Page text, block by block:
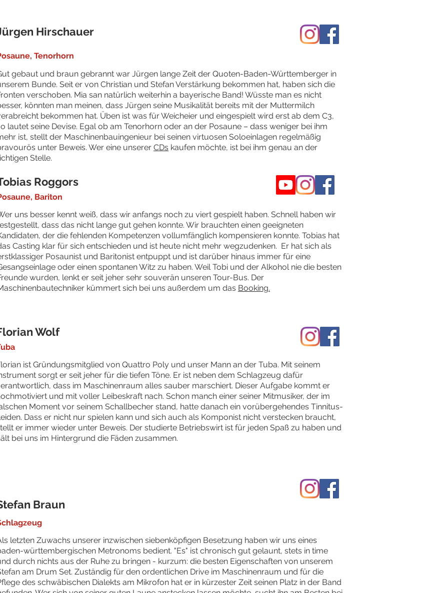
Hirschauer
Tenorhorn
gebaut und braun gebrannt war Jürgen lange Zeit der Quoten-Baden-Württemberger in
Bunde. Seit er von Christian und Stefan Verstärkung bekommen hat, haben sich die
verschoben. Mia san natürlich weiterhin a bayerische Band! Wüsste man es nicht
könnten man meinen, dass Jürgen seine Musikalität bereits mit der Muttermilch
bekommen hat. Üben ist was für Weicheier und eingespielt wird erst ab dem C3,
lautet seine Devise. Egal ob am Tenorhorn oder an der Posaune – dass weniger bei ihm
ist, stellt der Maschinenbauingenieur bei seinen virtuosen Soloeinlagen regelmäßig
unter Beweis. Wer eine unserer CDs kaufen möchte, ist bei ihm genau an der
Stelle.
Roggors
Bariton
uns besser kennt weiß, dass wir anfangs noch zu viert gespielt haben. Schnell haben wir
dass das nicht lange gut gehen konnte. Wir brauchten einen geeigneten
der die fehlenden Kompetenzen vollumfänglich kompensieren konnte. Tobias hat
Casting klar für sich entschieden und ist heute nicht mehr wegzudenken. Er hat sich als
Posaunist und Baritonist entpuppt und ist darüber hinaus immer für eine
oder einen spontanen Witz zu haben. Weil Tobi und der Alkohol nie die besten
wurden, lenkt er seit jeher sehr souverän unseren Tour-Bus. Der
kümmert sich bei uns außerdem um das Booking.
Wolf
ist Gründungsmitglied von Quattro Poly und unser Mann an der Tuba. Mit seinem
sorgt er seit jeher für die tiefen Töne. Er ist neben dem Schlagzeug dafür
dass im Maschinenraum alles sauber marschiert. Dieser Aufgabe kommt er
und mit voller Leibeskraft nach. Schon manch einer seiner Mitmusiker, der im
Moment vor seinem Schallbecher stand, hatte danach ein vorübergehendes Tinnitus-
Dass er nicht nur spielen kann und sich auch als Komponist nicht verstecken braucht,
er immer wieder unter Beweis. Der studierte Betriebswirt ist für jeden Spaß zu haben und
bei uns im Hintergrund die Fäden zusammen.
Braun
letzten Zuwachs unserer inzwischen siebenköpfigen Besetzung haben wir uns eines
württembergischen Metronoms bedient. "Es" ist chronisch gut gelaunt, stets in time
durch nichts aus der Ruhe zu bringen - kurzum: die besten Eigenschaften von unserem
am Drum Set. Zuständig für den ordentlichen Drive im Maschinenraum und für die
des schwäbischen Dialekts am Mikrofon hat er in kürzester Zeit seinen Platz in der Band